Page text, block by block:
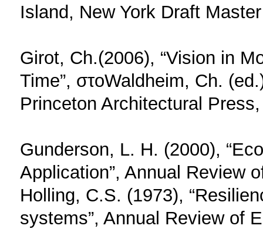
Island, New York Draft
Girot, Ch.(2006), “Vision in
Time”, στοWaldheim, Ch.
Princeton Architectural
Gunderson, L. H. (2000),
Application”, Annual Review
Holling, C.S. (1973),
systems”, Annual Review of